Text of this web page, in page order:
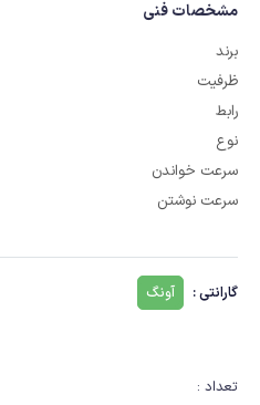
مشخصات فنی
برند
ظرفیت
رابط
نوع
سرعت خواندن
سرعت نوشتن
گارانتی : آونگ
تعداد :